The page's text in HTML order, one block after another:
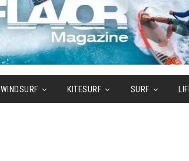
WINDSURF KITESURF SURF